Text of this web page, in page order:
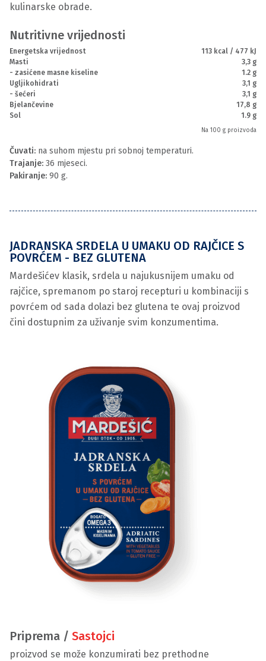
kulinarske obrade.
Nutritivne vrijednosti
Energetska vrijednost
113 kcal / 477 kJ
Masti
3,3 g
- zasićene masne kiseline
1.2 g
Ugljikohidrati
3,1 g
- šećeri
3,1 g
Bjelančevine
17,8 g
Sol
1.9 g
Na 100 g proizvoda
Čuvati: na suhom mjestu pri sobnoj temperaturi.
Trajanje: 36 mjeseci.
Pakiranje: 90 g.
JADRANSKA SRDELA U UMAKU OD RAJČICE S
POVRĆEM - BEZ GLUTENA
Mardešićev klasik, srdela u najukusnijem umaku od
rajčice, spremanom po staroj recepturi u kombinaciji s
povrćem od sada dolazi bez glutena te ovaj proizvod
čini dostupnim za uživanje svim konzumentima.
Priprema / Sastojci
proizvod se može konzumirati bez prethodne